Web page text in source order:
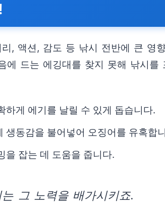
, 액션, 감도 등 낚시 전반에 큰 영
드는 에깅대를 찾지 못해 낚시를
게 에기를 날릴 수 있게 돕습니다.
동감을 불어넣어 오징어를 유혹합
잡는 데 도움을 줍니다.
그 노력을 배가시키죠.